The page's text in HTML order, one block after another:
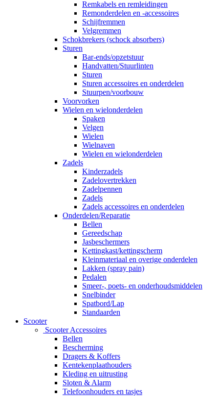
Remkabels en remleidingen
Remonderdelen en -accessoires
Schijfremmen
Velgremmen
Schokbrekers (schock absorbers)
Sturen
Bar-ends/opzetstuur
Handvatten/Stuurlinten
Sturen
Sturen accessoires en onderdelen
Stuurpen/voorbouw
Voorvorken
Wielen en wielonderdelen
Spaken
Velgen
Wielen
Wielnaven
Wielen en wielonderdelen
Zadels
Kinderzadels
Zadelovertrekken
Zadelpennen
Zadels
Zadels accessoires en onderdelen
Onderdelen/Reparatie
Bellen
Gereedschap
Jasbeschermers
Kettingkast/kettingscherm
Kleinmateriaal en overige onderdelen
Lakken (spray pain)
Pedalen
Smeer-, poets- en onderhoudsmiddelen
Snelbinder
Spatbord/Lap
Standaarden
Scooter
Scooter Accessoires
Bellen
Bescherming
Dragers & Koffers
Kentekenplaathouders
Kleding en uitrusting
Sloten & Alarm
Telefoonhouders en tasjes